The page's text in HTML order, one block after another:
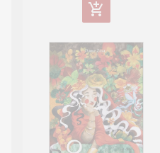
add_shopping_cart